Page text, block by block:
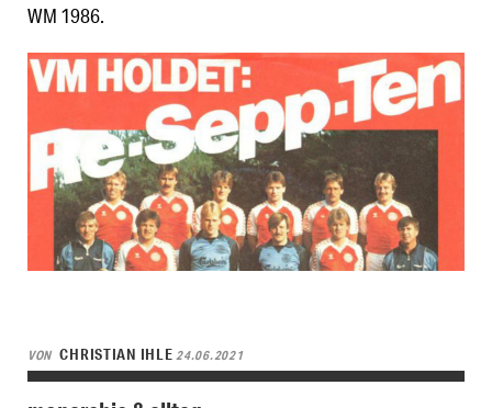
WM 1986.
VON CHRISTIAN IHLE24.06.2021